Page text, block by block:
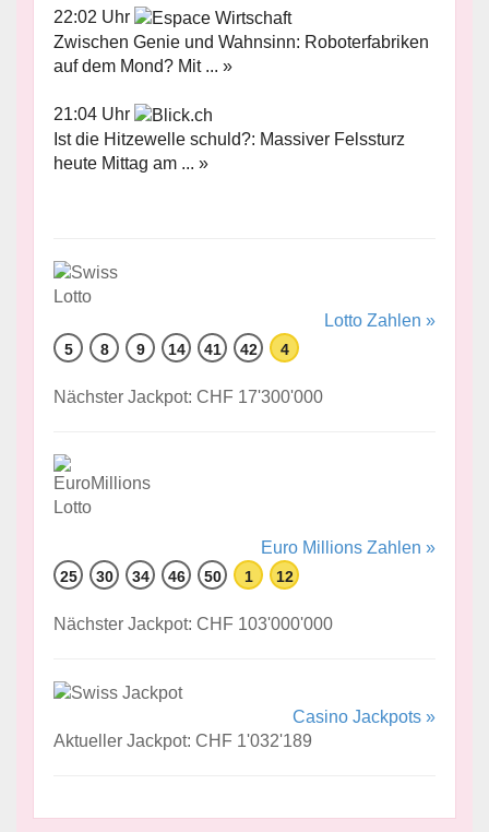
22:02 Uhr
Zwischen Genie und Wahnsinn: Roboterfabriken
auf dem Mond? Mit ... »
21:04 Uhr
Ist die Hitzewelle schuld?: Massiver Felssturz
heute Mittag am ... »
Lotto Zahlen »
5 8 9 14 41 42 4
Nächster Jackpot: CHF 17'300'000
Euro Millions Zahlen »
25 30 34 46 50 1 12
Nächster Jackpot: CHF 103'000'000
Casino Jackpots »
Aktueller Jackpot: CHF 1'032'189